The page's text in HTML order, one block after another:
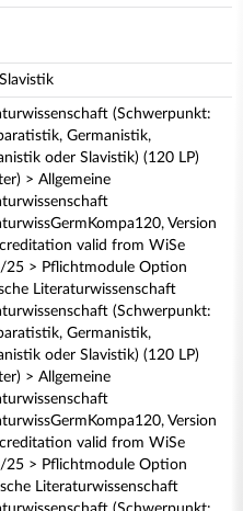
(Schwerpunkt:
Germanistik,
oder Slavistik) (120 LP)
> Allgemeine
Version
valid from WiSe
25 > Pflichtmodule Option
Literaturwissenschaft
(Schwerpunkt:
Germanistik,
oder Slavistik) (120 LP)
> Allgemeine
Version
valid from WiSe
25 > Pflichtmodule Option
Literaturwissenschaft